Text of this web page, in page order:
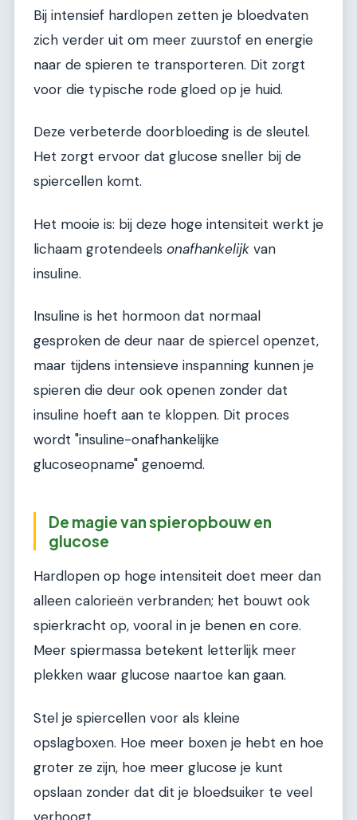
Bij intensief hardlopen zetten je bloedvaten
zich verder uit om meer zuurstof en energie
naar de spieren te transporteren. Dit zorgt
voor die typische rode gloed op je huid.
Deze verbeterde doorbloeding is de sleutel.
Het zorgt ervoor dat glucose sneller bij de
spiercellen komt.
Het mooie is: bij deze hoge intensiteit werkt je
lichaam grotendeels onafhankelijk van
insuline.
Insuline is het hormoon dat normaal
gesproken de deur naar de spiercel openzet,
maar tijdens intensieve inspanning kunnen je
spieren die deur ook openen zonder dat
insuline hoeft aan te kloppen. Dit proces
wordt "insuline-onafhankelijke
glucoseopname" genoemd.
De magie van spieropbouw en
glucose
Hardlopen op hoge intensiteit doet meer dan
alleen calorieën verbranden; het bouwt ook
spierkracht op, vooral in je benen en core.
Meer spiermassa betekent letterlijk meer
plekken waar glucose naartoe kan gaan.
Stel je spiercellen voor als kleine
opslagboxen. Hoe meer boxen je hebt en hoe
groter ze zijn, hoe meer glucose je kunt
opslaan zonder dat dit je bloedsuiker te veel